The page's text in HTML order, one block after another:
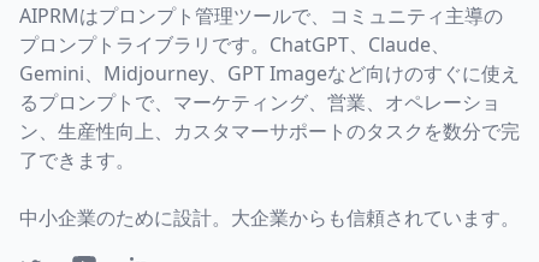
AIPRMはプロンプト管理ツールで、コミュニティ主導の
プロンプトライブラリです。ChatGPT、Claude、
Gemini、Midjourney、GPT Imageなど向けのすぐに使え
るプロンプトで、マーケティング、営業、オペレーショ
ン、生産性向上、カスタマーサポートのタスクを数分で完
了できます。
中小企業のために設計。大企業からも信頼されています。